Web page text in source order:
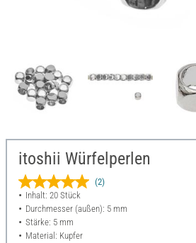
itoshii Würfelperlen
(2)
Inhalt: 20 Stück
Durchmesser (außen): 5 mm
Stärke: 5 mm
Material: Kupfer